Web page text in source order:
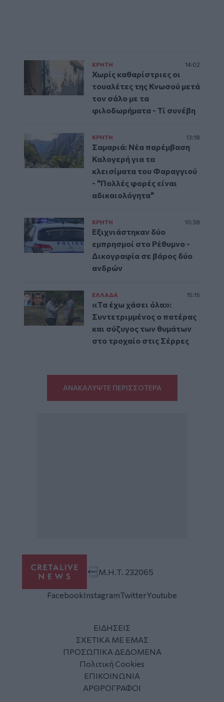
ΚΡΗΤΗ 14:02
Χωρίς καθαρίστριες οι
τουαλέτες της Κνωσού μετά
τον σάλο με τα
φιλοδωρήματα - Τί συνέβη
ΚΡΗΤΗ 13:18
Σαμαριά: Νέα παρέμβαση
Καλογερή για τα
κλεισίματα του Φαραγγιού
- "Πολλές φορές είναι
αδικαιολόγητα"
ΚΡΗΤΗ 10:38
Εξιχνιάστηκαν δύο
εμπρησμοί στο Ρέθυμνο -
Δικογραφία σε βάρος δύο
ανδρών
ΕΛΛAΔΑ 15:15
«Τα έχω χάσει όλα»:
Συντετριμμένος ο πατέρας
και σύζυγος των θυμάτων
στο τροχαίο στις Σέρρες
ΑΝΑΚΑΛΥΨΤΕ ΠΕΡΙΣΣΟΤΕΡΑ
Μ.Η.Τ. 232065
FacebookInstagramTwitterYoutube
ΕΙΔΗΣΕΙΣ
ΣΧΕΤΙΚΑ ΜΕ ΕΜΑΣ
ΠΡΟΣΩΠΙΚΑ ΔΕΔΟΜΕΝΑ
Πολιτική Cookies
ΕΠΙΚΟΙΝΩΝΙΑ
ΑΡΘΡΟΓΡΑΦΟΙ